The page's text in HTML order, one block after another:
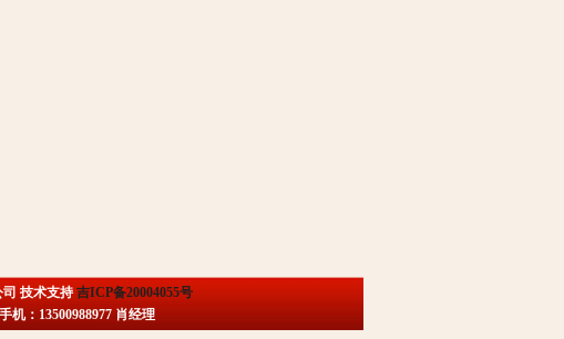
技术支持吉ICP备20004055号
：13500988977 肖经理